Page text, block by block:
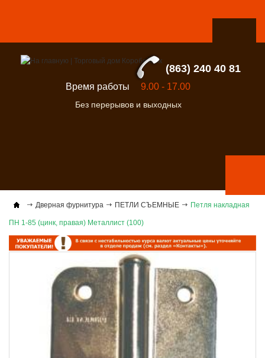
(863) 240 40 81
Время работы 9.00 - 17.00
Без перерывов и выходных
Дверная фурнитура ПЕТЛИ СЪЕМНЫЕ Петля накладная
ПН 1-85 (цинк, правая) Металлист (100)